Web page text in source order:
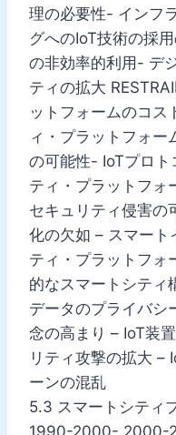
理の必要性- インフ
グへのIoT技術の採
の非効率的利用- デ
ティの拡大
ットフォームのコ
ィ・プラットフォー
の可能性- IoTプロト
ティ・プラットフォ
セキュリティ侵害の
化の欠如 – スマート
ティ・プラットフォ
的なスマートシティ
データのプライバシ
念の高まり – IoT装
リティ攻撃の拡大 –
ーンの混乱
5.3 スマートシティ